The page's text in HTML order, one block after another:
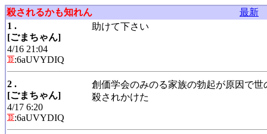
殺されるかも知れん
最新
1 .
[ごまちゃん]
4/16 21:04
:6aUVYDIQ
助けて下さい
2 .
[ごまちゃん]
4/17 6:20
:6aUVYDIQ
創価学会のみのる家族の勃起が原因で
殺されかけた